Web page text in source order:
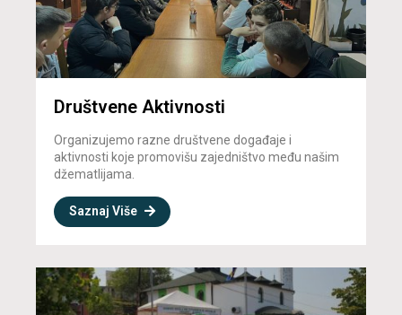
Društvene Aktivnosti
Organizujemo razne društvene događaje i
aktivnosti koje promovišu zajedništvo među našim
džematlijama.
Saznaj Više